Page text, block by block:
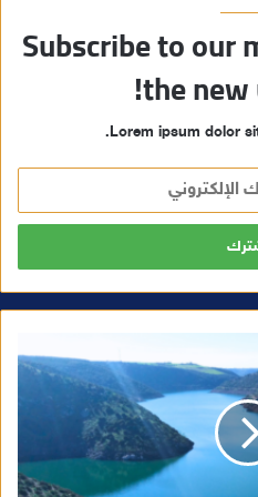
Subscribe to our
the new
Lorem ipsum dolor